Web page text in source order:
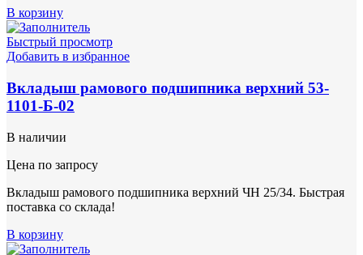
В корзину
Быстрый просмотр
Добавить в избранное
Вкладыш рамового подшипника верхний 53-
1101-Б-02
В наличии
Цена по запросу
Вкладыш рамового подшипника верхний ЧН 25/34. Быстрая
поставка со склада!
В корзину